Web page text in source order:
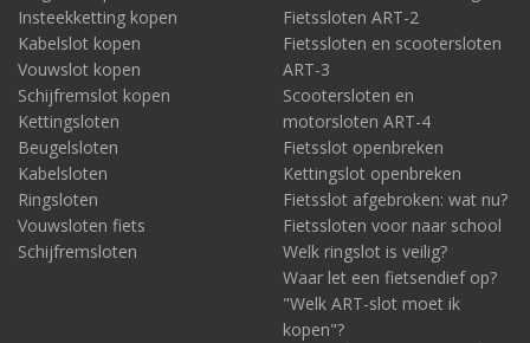
Insteekketting kopen
Kabelslot kopen
Vouwslot kopen
Schijfremslot kopen
Kettingsloten
Beugelsloten
Kabelsloten
Ringsloten
Vouwsloten fiets
Schijfremsloten
Fietssloten ART-2
Fietssloten en scootersloten
ART-3
Scootersloten en
motorsloten ART-4
Fietsslot openbreken
Kettingslot openbreken
Fietsslot afgebroken: wat nu?
Fietssloten voor naar school
Welk ringslot is veilig?
Waar let een fietsendief op?
"Welk ART-slot moet ik
kopen"?